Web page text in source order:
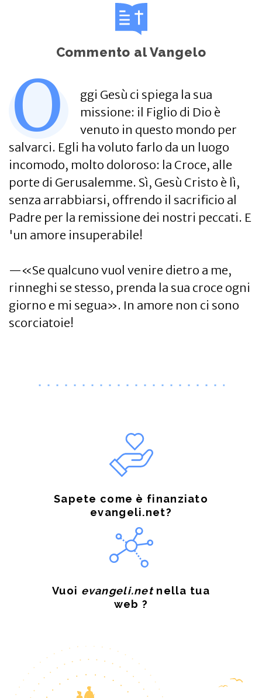
Commento al Vangelo
O
ggi Gesù ci spiega la sua
missione: il Figlio di Dio è
venuto in questo mondo per
salvarci. Egli ha voluto farlo da un luogo
incomodo, molto doloroso: la Croce, alle
porte di Gerusalemme. Sì, Gesù Cristo è lì,
senza arrabbiarsi, offrendo il sacrificio al
Padre per la remissione dei nostri peccati. E
'un amore insuperabile!
—«Se qualcuno vuol venire dietro a me,
rinneghi se stesso, prenda la sua croce ogni
giorno e mi segua». In amore non ci sono
scorciatoie!
Sapete come è finanziato
evangeli.net?
Vuoi evangeli.netnella tua
web ?